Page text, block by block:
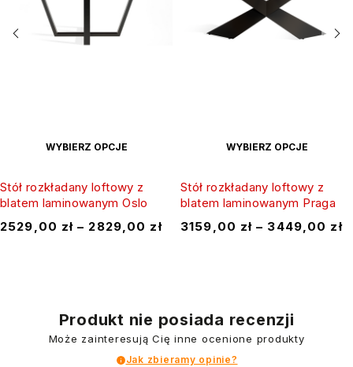
WYBIERZ OPCJE
Stół rozkładany loftowy z
blatem laminowanym Oslo
2529,00 zł – 2829,00 zł
WYBIERZ OPCJE
Stół rozkładany loftowy z
blatem laminowanym Praga
3159,00 zł – 3449,00 zł
Produkt nie posiada recenzji
Może zainteresują Cię inne ocenione produkty
Jak zbieramy opinie?